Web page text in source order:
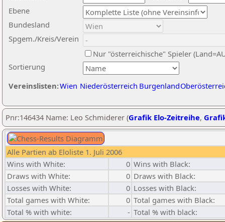
Ebene
Sortierung
Bundesland
Spgem./Kreis/Verein
Nur "österreichische" Spieler
Vereinslisten:Wien Niederösterreich Burgenland
Pnr:146434 Name: Leo Schmiderer (Grafik Elo-Zeitreihe,
Alle Partien ab Eloliste 1. Juli 2006
Wins with White:
0 Wins with Black:
Draws with White:
0 Draws with Black:
Losses with White:
0 Losses with Black:
Total games with White:
0 Total games with Black:
Total % with white:
- Total % with black: